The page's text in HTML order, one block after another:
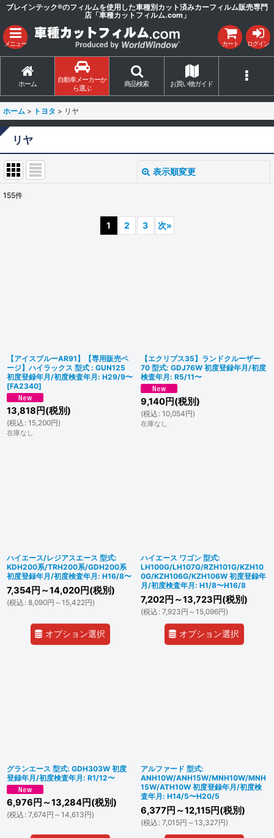
ブレインテック®のフィルムを使用した車種別カット済みカーフィルム販売専門
店「車種カットフィルム.com」
メニュー カート ログイン
ホーム
自動車メーカーか
ら選ぶ
商品検索 お買い物ガイド
ホーム > トヨタ > リヤ
リヤ
表示順変更
155件
1 2 3 次»
【アイスブルーAR91】【専用販売ペ
ージ】ハイラックス 型式 : GUN125
初度登録年月/初度検査年月: H29/9〜
[FA2340]
13,818 円(税別)
(税込 : 15,200円)
在庫なし
【エクリプス35】ランドクルーザー
70 型式: GDJ76W 初度登録年月/初度
検査年月: R5/11〜
9,140円(税別)
(税込 : 10,054円)
在庫なし
ハイエース/レジアスエース 型式:
KDH200系/TRH200系/GDH200系
初度登録年月/初度検査年月: H16/8〜
7,354円 ～14,020円(税別)
(税込 : 8,090円 ～15,422円)
オプション選択
ハイエース ワゴン 型式:
LH100G/LH107G/RZH101G/KZH10
0G/KZH106G/KZH106W 初度登録年
月/初度検査年月: H1/8〜H16/8
7,202円 ～13,723 円(税別)
(税込 : 7,923円 ～15,096円)
オプション選択
グランエース 型式: GDH303W 初度
登録年月/初度検査年月: R1/12〜
6,976 円 ～13,284円(税別)
(税込 : 7,674円 ～14,613円)
アルファード 型式:
ANH10W/ANH15W/MNH10W/MNH
15W/ATH10W 初度登録年月/初度検
査年月: H14/5〜H20/5
6,377 円 ～12,115円(税別)
(税込 : 7,015円 ～13,327円)